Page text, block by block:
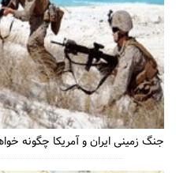
جنگ زمینی ایران و آمریکا چگونه